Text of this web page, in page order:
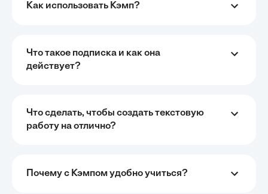
Как использовать Кэмп?
Что такое подписка и как она
действует?
Что сделать, чтобы создать текстовую
работу на отлично?
Почему с Кэмпом удобно учиться?